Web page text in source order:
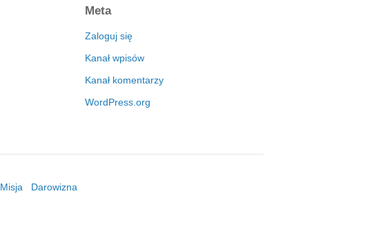
Meta
Zaloguj się
Kanał wpisów
Kanał komentarzy
WordPress.org
Misja Darowizna